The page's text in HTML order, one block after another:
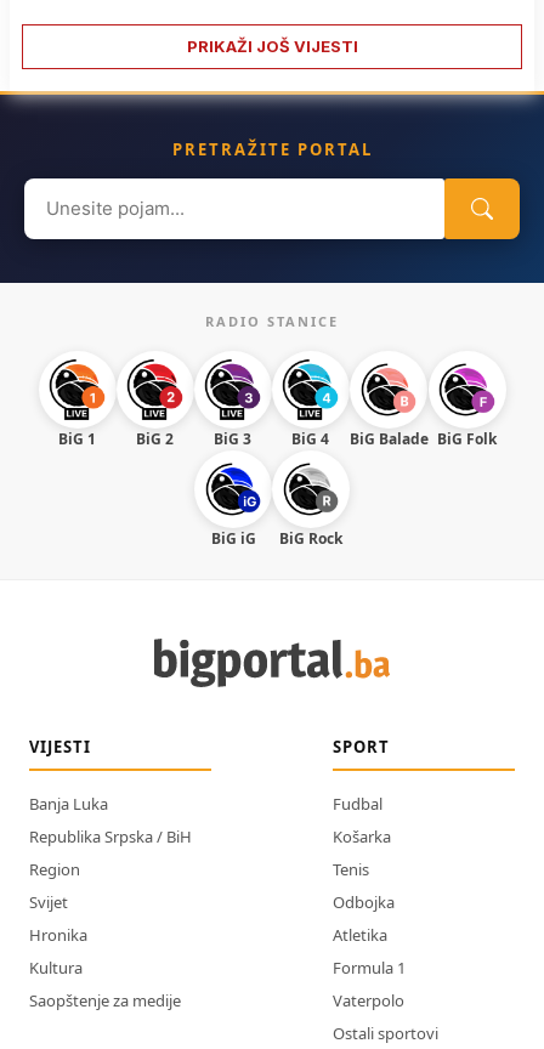
PRIKAŽI JOŠ VIJESTI
PRETRAŽITE PORTAL
Search
for:
RADIO STANICE
BiG 1 BiG 2 BiG 3 BiG 4 BiG Balade BiG Folk
BiG iG BiG Rock
VIJESTI
Banja Luka
Republika Srpska / BiH
Region
Svijet
Hronika
Kultura
Saopštenje za medije
SPORT
Fudbal
Košarka
Tenis
Odbojka
Atletika
Formula 1
Vaterpolo
Ostali sportovi